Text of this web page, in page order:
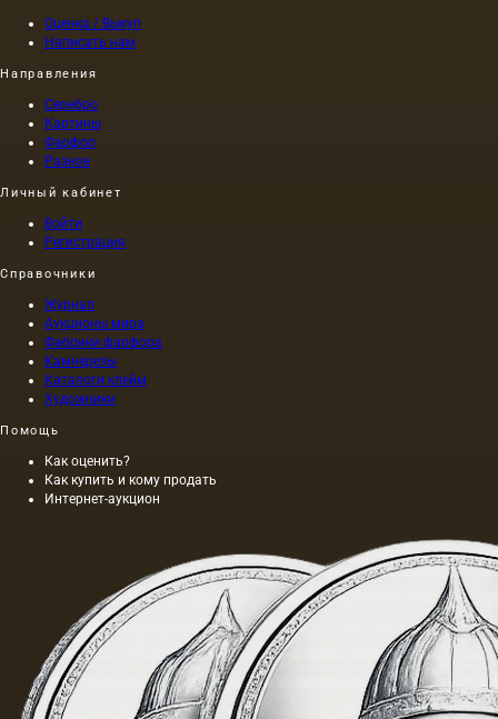
Оценка / Выкуп
Написать нам
Направления
Серебро
Картины
Фарфор
Разное
Личный кабинет
Войти
Регистрация
Справочники
Журнал
Аукционы мира
Фабрики фарфора
Камнерезы
Каталоги клейм
Художники
Помощь
Как оценить?
Как купить и кому продать
Интернет-аукцион